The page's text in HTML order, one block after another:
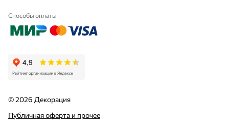
Способы оплаты
© 2026 Декорация
Публичная оферта и прочее